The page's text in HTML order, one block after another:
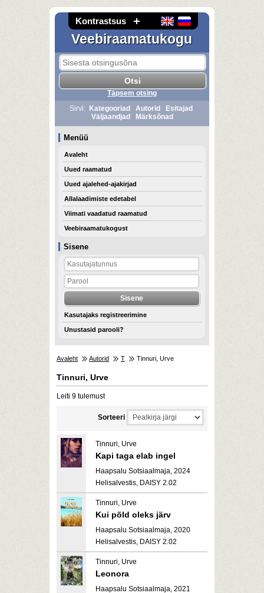
Kontrastsus
Veebiraamatukogu
Sisene
Kasutajaks registreerimine
Unustasid parooli?
Täpsem otsing
Sirvi:
Kategooriad Autorid
Esitajad
Väljaandjad
Märksõnad
Menüü
Avaleht
Uued raamatud
Uued ajalehed-ajakirjad
Allalaadimiste edetabel
Viimati vaadatud raamatud
Veebiraamatukogust
Avaleht Autorid T Tinnuri, Urve
Tinnuri, Urve
Leiti 9 tulemust
Sorteeri
Tinnuri, Urve
Kapi taga elab ingel
Haapsalu Sotsiaalmaja, 2024
Helisalvestis, DAISY 2.02
Tinnuri, Urve
Kui põld oleks järv
Haapsalu Sotsiaalmaja, 2020
Helisalvestis, DAISY 2.02
Tinnuri, Urve
Leonora
Haapsalu Sotsiaalmaja, 2021